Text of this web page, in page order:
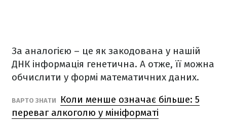
За аналогією – це як закодована у нашій
ДНК інформація генетична. А отже, її можна
обчислити у формі математичних даних.
ВАРТО ЗНАТИ
Коли менше означає більше: 5
переваг алкоголю у мініформаті